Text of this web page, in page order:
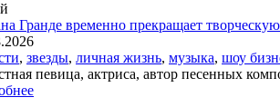
Гранде временно прекращает творческую
, звезды, личная жизнь, музыка, шоу
певица, актриса, автор песенных